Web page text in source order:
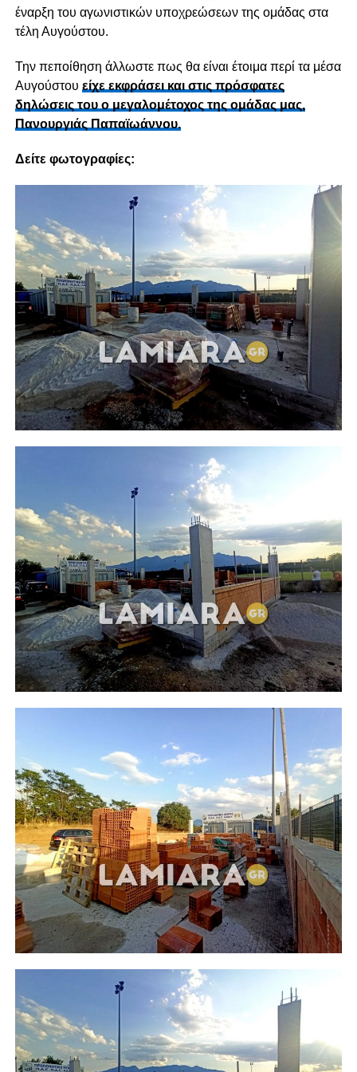
έναρξη του αγωνιστικών υποχρεώσεων της ομάδας στα
τέλη Αυγούστου.
Την πεποίθηση άλλωστε πως θα είναι έτοιμα περί τα μέσα
Αυγούστου είχε εκφράσει και στις πρόσφατες
δηλώσεις του ο μεγαλομέτοχος της ομάδας μας,
Πανουργιάς Παπαϊωάννου.
Δείτε φωτογραφίες: